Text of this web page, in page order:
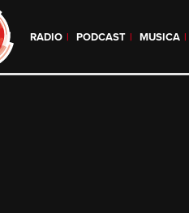
RADIO PODCAST MUSICA